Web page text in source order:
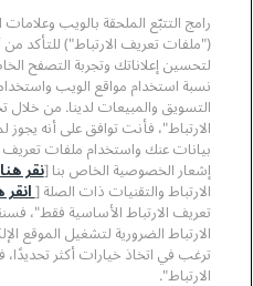
الفنادق المعتمدة في مجال الرياضة
فنادق مناسبة للعائلات
الصحة والسلامة
وسائل الإعلام
الوظائف، مجموعة فنادق راديسون
الوظائف، مجموعة فنادق PPHE
الوظائف في مجموعة فنادق EHL
The Club by RHG
فرص التنمية
الأعمال المسؤولة
المشتريات
مركز الخصوصية
الإشعار القانوني
شروط برنامج Radisson Rewards وأحكامه
اتفاقية استخدام الموقع
سهولة التصفح الرقمي
بيان الرق ّ المعاصر
مساعدة
تنبيهات للمستهلكين
بيانات الاتصال
الأسئلة الشائعة
خريطة الموقع
وسائل التواصل الاجتماعي
علامات فنادق راديسون التجارية
رامج التتبّع الملحقة بالويب
("ملفات تعريف الارتباط") للتأكد
لتحسين إعلاناتك وتجربة التصفح
نسبة استخدام مواقع الويب
التسويق والمبيعات لدينا. من
الارتباط"، فأنت توافق على أنه
بيانات عنك واستخدام ملفات
إشعار الخصوصية الخاص بنا [نقر هنا
الارتباط والتقنيات ذات الصلة [ انقر
تعريف الارتباط الأساسية فقط"،
الارتباط الضرورية لتشغيل الموقع
ترغب في اتخاذ خيارات أكثر
الارتباط".